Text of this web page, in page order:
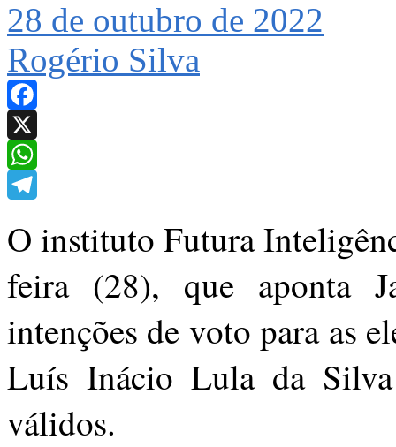
28 de outubro de 2022
Rogério Silva
Facebook
X
WhatsApp
O instituto Futura
feira (28), que aponta
intenções de voto para as
Luís Inácio Lula da
válidos.